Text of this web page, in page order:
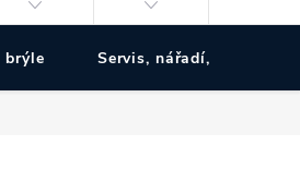
brýle Servis, nářadí, pumpy